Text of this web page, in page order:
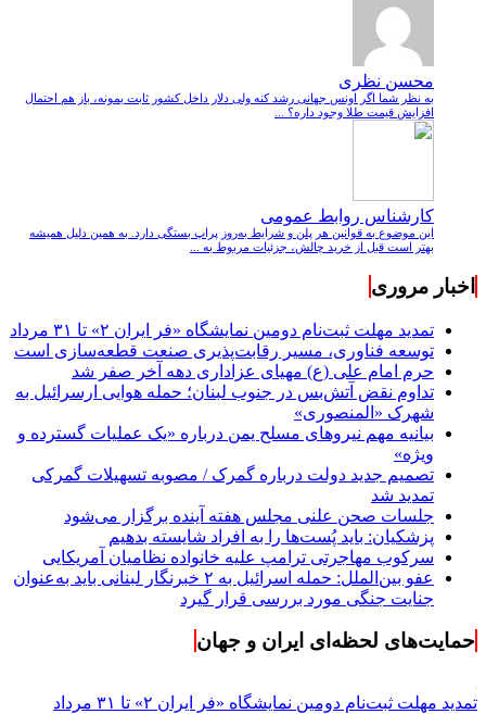
محسن نظری
به نظر شما اگر اونس جهانی رشد کنه ولی دلار داخل کشور ثابت بمونه، باز هم احتمال
افزایش قیمت طلا وجود داره؟ ...
کارشناس روابط عمومی
این موضوع به قوانین هر پلن و شرایط به‌روز پراپ بستگی دارد. به همین دلیل همیشه
بهتر است قبل از خرید چالش، جزئیات مربوط به ...
اخبار مروری
تمدید مهلت ثبت‌نام دومین نمایشگاه «فر ایران ۲» تا ۳۱ مرداد
توسعه فناوری، مسیر رقابت‌پذیری صنعت قطعه‌سازی است
حرم امام علی (ع) مهیای عزاداری دهه آخر صفر شد
تداوم نقض آتش‌بس در جنوب لبنان؛ حمله هوایی ارسرائیل به
شهرک «المنصوری»
بیانیه مهم نیروهای مسلح یمن درباره «یک عملیات گسترده و
ویژه»
تصمیم جدید دولت درباره گمرک / مصوبه تسهیلات گمرکی
تمدید شد
جلسات صحن علنی مجلس هفته آینده برگزار می‌شود
پزشکیان: باید پُست‌ها را به افراد شایسته بدهیم
سرکوب مهاجرتی ترامپ علیه خانواده نظامیان آمریکایی
عفو بین‌الملل: حمله اسرائیل به ۲ خبرنگار لبنانی باید به‌عنوان
جنایت جنگی مورد بررسی قرار گیرد
حمایت‌های لحظه‌ای ایران و جهان
تمدید مهلت ثبت‌نام دومین نمایشگاه «فر ایران ۲» تا ۳۱ مرداد